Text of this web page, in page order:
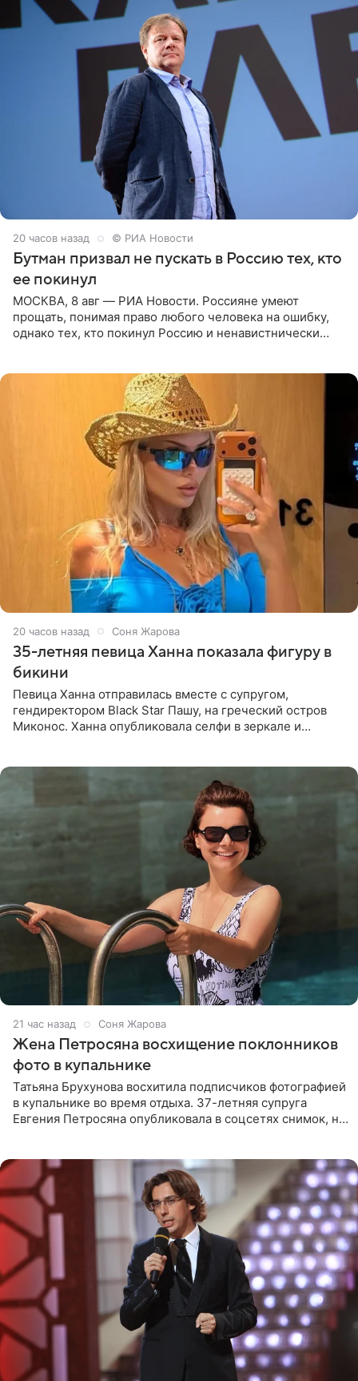
20 часов назад © РИА Новости
Бутман призвал не пускать в Россию тех, кто
ее покинул
МОСКВА, 8 авг — РИА Новости. Россияне умеют
прощать, понимая право любого человека на ошибку,
однако тех, кто покинул Россию и ненавистнически
20 часов назад Соня Жарова
35-летняя певица Ханна показала фигуру в
бикини
Певица Ханна отправилась вместе с супругом,
гендиректором Black Star Пашу, на греческий остров
Миконос. Ханна опубликовала селфи в зеркале и
21 час назад Соня Жарова
Жена Петросяна восхищение поклонников
фото в купальнике
Татьяна Брухунова восхитила подписчиков фотографией
в купальнике во время отдыха. 37-летняя супруга
Евгения Петросяна опубликовала в соцсетях снимок, на